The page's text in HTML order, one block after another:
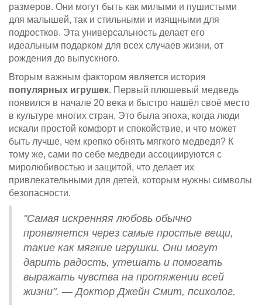
размеров. Они могут быть как милыми и пушистыми
для малышей, так и стильными и изящными для
подростков. Эта универсальность делает его
идеальным подарком для всех случаев жизни, от
рождения до выпускного.
Вторым важным фактором является история
популярных игрушек. Первый плюшевый медведь
появился в начале 20 века и быстро нашёл своё место
в культуре многих стран. Это была эпоха, когда люди
искали простой комфорт и спокойствие, и что может
быть лучше, чем крепко обнять мягкого медведя? К
тому же, сами по себе медведи ассоциируются с
миролюбивостью и защитой, что делает их
привлекательными для детей, которым нужны символы
безопасности.
"Самая искренняя любовь обычно
проявляется через самые простые вещи,
такие как мягкие игрушки. Они могут
дарить радость, утешать и помогать
выражать чувства на протяжении всей
жизни". — Доктор Джейн Смит, психолог.